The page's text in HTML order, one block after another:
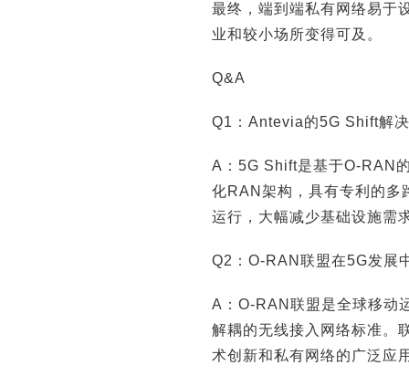
最终，端到端私有网络易于
业和较小场所变得可及。
Q&A
Q1：Antevia的5G Shift解
A：5G Shift是基于O-RAN
化RAN架构，具有专利的多
运行，大幅减少基础设施需
Q2：O-RAN联盟在5G发展
A：O-RAN联盟是全球移动
解耦的无线接入网络标准。
术创新和私有网络的广泛应